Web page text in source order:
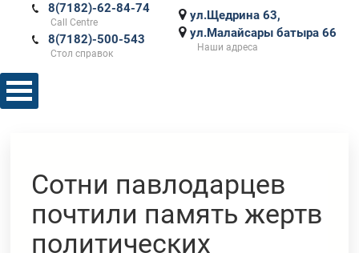
ул.Щедрина 63,
ул.Малайсары батыра 66
Наши адреса
8(7182)-62-84-74
Call Centre
8(7182)-500-543
Стол справок
Сотни павлодарцев
почтили память жертв
политических